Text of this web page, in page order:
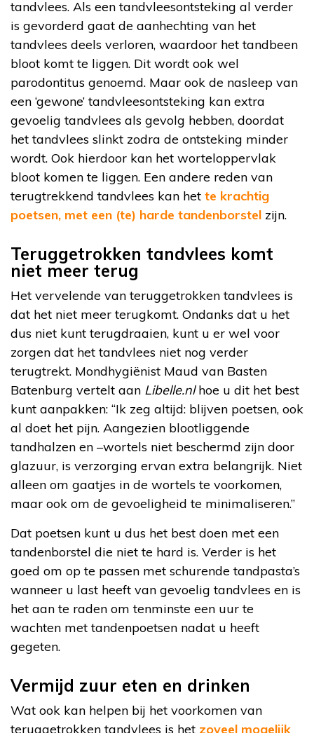
tandvlees. Als een tandvleesontsteking al verder
is gevorderd gaat de aanhechting van het
tandvlees deels verloren, waardoor het tandbeen
bloot komt te liggen. Dit wordt ook wel
parodontitus genoemd. Maar ook de nasleep van
een ‘gewone’ tandvleesontsteking kan extra
gevoelig tandvlees als gevolg hebben, doordat
het tandvlees slinkt zodra de ontsteking minder
wordt. Ook hierdoor kan het worteloppervlak
bloot komen te liggen. Een andere reden van
terugtrekkend tandvlees kan het te krachtig
poetsen, met een (te) harde tandenborstel zijn.
Teruggetrokken tandvlees komt
niet meer terug
Het vervelende van teruggetrokken tandvlees is
dat het niet meer terugkomt. Ondanks dat u het
dus niet kunt terugdraaien, kunt u er wel voor
zorgen dat het tandvlees niet nog verder
terugtrekt. Mondhygiënist Maud van Basten
Batenburg vertelt aan Libelle.nlhoe u dit het best
kunt aanpakken: “Ik zeg altijd: blijven poetsen, ook
al doet het pijn. Aangezien blootliggende
tandhalzen en –wortels niet beschermd zijn door
glazuur, is verzorging ervan extra belangrijk. Niet
alleen om gaatjes in de wortels te voorkomen,
maar ook om de gevoeligheid te minimaliseren.”
Dat poetsen kunt u dus het best doen met een
tandenborstel die niet te hard is. Verder is het
goed om op te passen met schurende tandpasta’s
wanneer u last heeft van gevoelig tandvlees en is
het aan te raden om tenminste een uur te
wachten met tandenpoetsen nadat u heeft
gegeten.
Vermijd zuur eten en drinken
Wat ook kan helpen bij het voorkomen van
teruggetrokken tandvlees is het zoveel mogelijk